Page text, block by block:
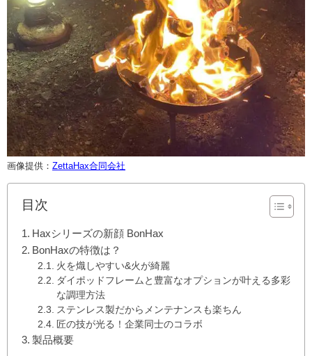
画像提供： ZettaHax合同会社
目次
Haxシリーズの新顔 BonHax
BonHaxの特徴は？
火を熾しやすい&火が綺麗
ダイポッドフレームと豊富なオプションが叶える多彩
な調理方法
ステンレス製だからメンテナンスも楽ちん
匠の技が光る！企業同士のコラボ
製品概要